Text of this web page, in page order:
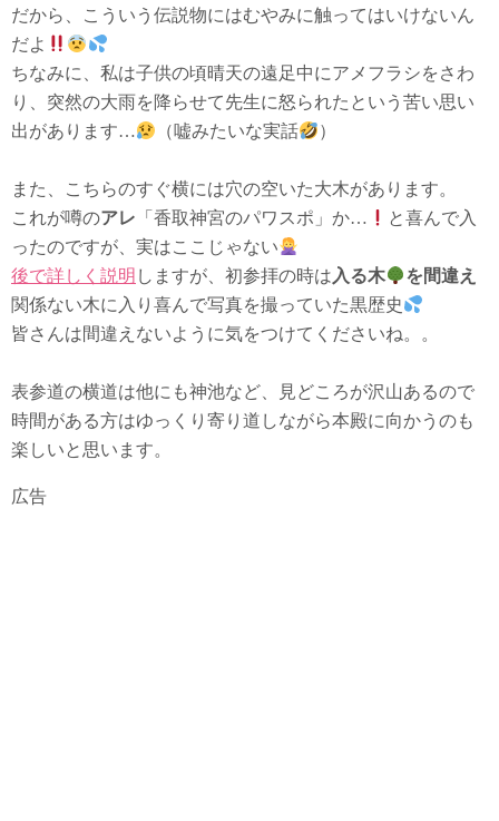
だから、こういう伝説物にはむやみに触ってはいけないん
だよ
ちなみに、私は子供の頃晴天の遠足中にアメフラシをさわ
り、突然の大雨を降らせて先生に怒られたという苦い思い
出があります…
（嘘みたいな実話 ）
また、こちらのすぐ横には穴の空いた大木があります。
これが噂のアレ 「香取神宮のパワスポ」か…
と喜んで入
ったのですが、実はここじゃない
後で詳しく説明 しますが、初参拝の時は 入る木
を間違え
関係ない木に入り喜んで写真を撮っていた黒歴史
皆さんは間違えないように気をつけてくださいね。。
表参道の横道は他にも神池など、見どころが沢山あるので
時間がある方はゆっくり寄り道しながら本殿に向かうのも
楽しいと思います。
広告